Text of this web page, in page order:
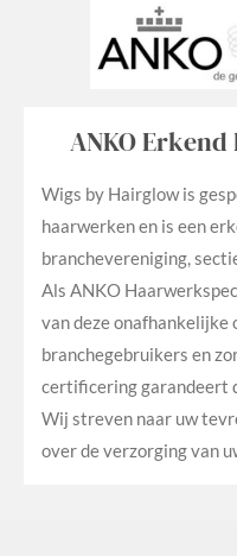
ANKO
Wigs by Hairglow is
haarwerken en is een
branchevereniging,
Als ANKO
van deze onafhankelijke
branchegebruikers en
certificering garandeert
Wij streven naar uw
over de verzorging van